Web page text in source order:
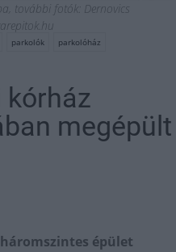
további fotók: Dernovics
parkolók
parkolóház
kórház
megépült
épület